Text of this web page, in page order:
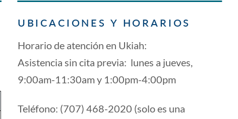
UBICACIONES Y HORARIOS
Horario de atención en Ukiah:
Asistencia sin cita previa: lunes a jueves,
9:00am-11:30am y 1:00pm-4:00pm
Teléfono: (707) 468-2020 (solo es una